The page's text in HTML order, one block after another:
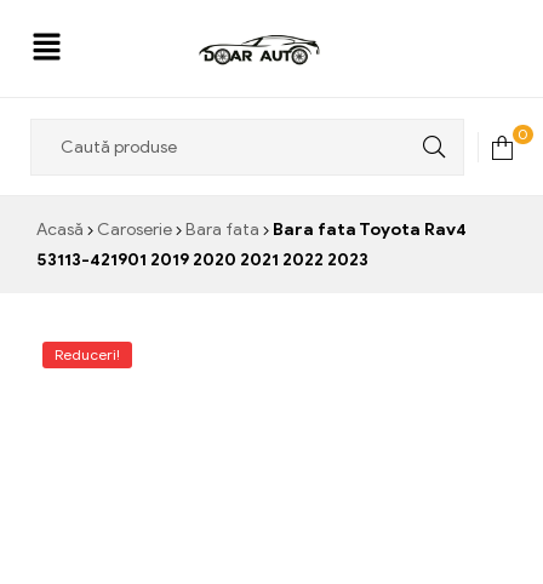
0
Acasă Caroserie Bara fata
Bara fata Toyota Rav4
53113-421901 2019 2020 2021 2022 2023
Reduceri!